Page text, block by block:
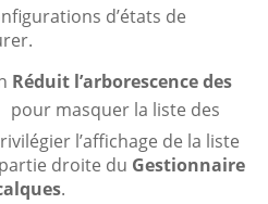
d’états de
Réduit l’arborescence des
pour masquer la liste des
l’affichage de la liste
droite du Gestionnaire
.